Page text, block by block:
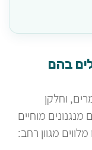
בהם
וחלקן
מוחיים
מלווים מגוון רחב: